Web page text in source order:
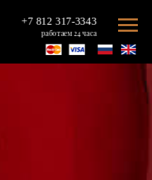
+7 812 317-3343
работаем 24 часа